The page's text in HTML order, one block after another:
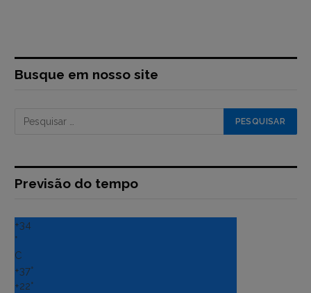
Busque em nosso site
Previsão do tempo
+34
°
C
+37°
+22°